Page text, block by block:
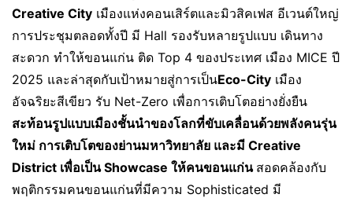
Creative City เมืองแห่งคอนเสิร์ตและมิวสิคเฟส อีเวนต์ใหญ่
การประชุมตลอดทั้งปี มี Hall รองรับหลายรูปแบบ เดินทาง
สะดวก ทำให้ขอนแก่น ติด Top 4 ของประเทศ เมือง MICE ปี
2025 และล่าสุดกับเป้าหมายสู่การเป็นEco-City เมือง
อัจฉริยะสีเขียว รับ Net-Zero เพื่อการเติบโตอย่างยั่งยืน
สะท้อนรูปแบบเมืองชั้นนำของโลกที่ขับเคลื่อนด้วยพลังคนรุ่น
ใหม่ การเติบโตของย่านมหาวิทยาลัย และมี Creative
District เพื่อเป็น Showcase ให้คนขอนแก่น สอดคล้องกับ
พฤติกรรมคนขอนแก่นที่มีความ Sophisticated มี